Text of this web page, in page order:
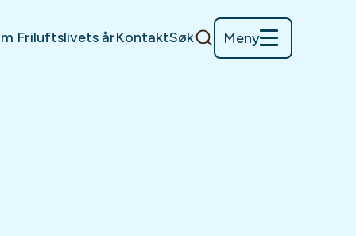
Friluftslivets årKontaktSøk Meny